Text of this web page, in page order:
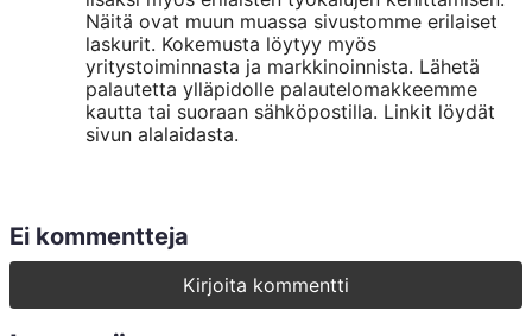
k
Näitä ovat muun muassa sivustomme erilaiset
laskurit. Kokemusta löytyy myös
yritystoiminnasta ja markkinoinnista. Lähetä
palautetta ylläpidolle palautelomakkeemme
kautta tai suoraan sähköpostilla. Linkit löydät
sivun alalaidasta.
Ei kommentteja
Kirjoita kommentti